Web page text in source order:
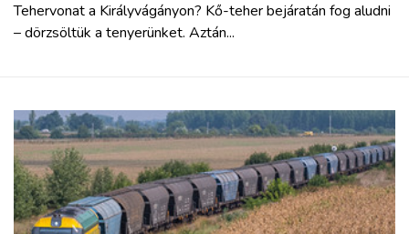
Tehervonat a Királyvágányon? Kő-teher bejáratán fog aludni
– dörzsöltük a tenyerünket. Aztán...